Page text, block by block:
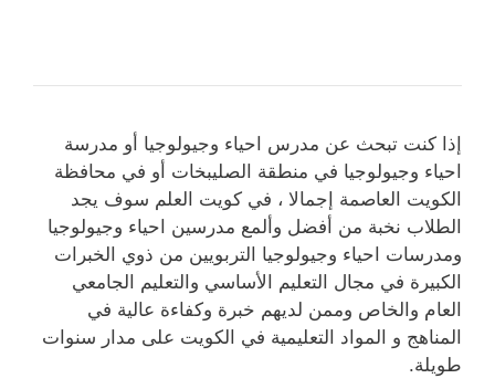
إذا كنت تبحث عن مدرس احياء وجيولوجيا أو مدرسة
احياء وجيولوجيا في منطقة الصليبخات أو في محافظة
الكويت العاصمة إجمالا ، في كويت العلم سوف يجد
الطلاب نخبة من أفضل وألمع مدرسين احياء وجيولوجيا
ومدرسات احياء وجيولوجيا التربويين من ذوي الخبرات
الكبيرة في مجال التعليم الأساسي والتعليم الجامعي
العام والخاص وممن لديهم خبرة وكفاءة عالية في
المناهج و المواد التعليمية في الكويت على مدار سنوات
طويلة.